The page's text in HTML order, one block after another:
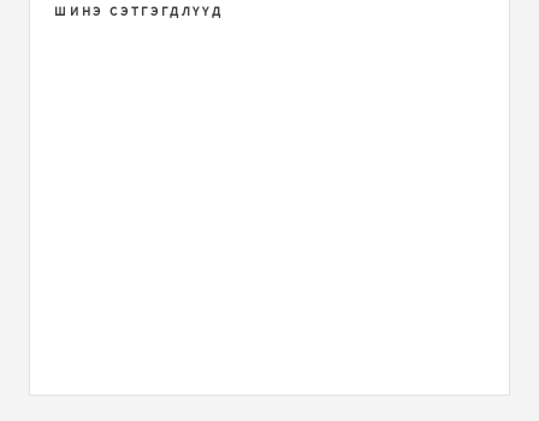
ШИНЭ СЭТГЭГДЛҮҮД